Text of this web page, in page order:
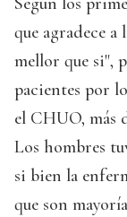
que agradece
mellor que si",
pacientes por
el CHUO, más
Los hombres
si bien la
que son